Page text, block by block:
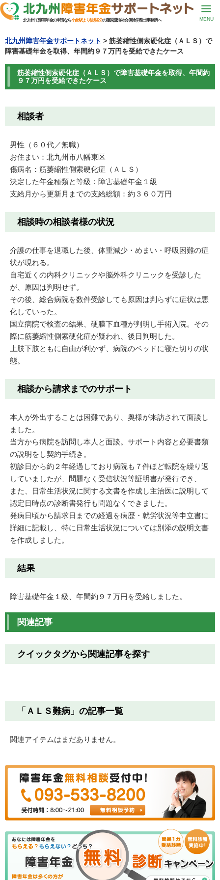
北九州で障害年金の申請なら小倉駅より徒歩6分の藤原謙治社会保険労務士事務所へ MENU
北九州障害年金サポートネット > 筋萎縮性側索硬化症（ＡＬＳ）で
障害基礎年金を取得、年間約９７万円を受給できたケース
筋萎縮性側索硬化症（ＡＬＳ）で障害基礎年金を取得、年間約
９７万円を受給できたケース
相談者
男性（６０代／無職）
お住まい：北九州市八幡東区
傷病名：筋萎縮性側索硬化症（ＡＬＳ）
決定した年金種類と等級：障害基礎年金１級
支給月から更新月までの支給総額：約３６０万円
相談時の相談者様の状況
介護の仕事を退職した後、体重減少・めまい・呼吸困難の症
状が現れる。
自宅近くの内科クリニックや脳外科クリニックを受診した
が、原因は判明せず。
その後、総合病院を数件受診しても原因は判らずに症状は悪
化していった。
国立病院で検査の結果、硬膜下血種が判明し手術入院。その
際に筋萎縮性側索硬化症が疑われ、後日判明した。
上肢下肢ともに自由が利かず、病院のベッドに寝た切りの状
態。
相談から請求までのサポート
本人が外出することは困難であり、奥様が来訪されて面談し
ました。
当方から病院を訪問し本人と面談。サポート内容と必要書類
の説明をし契約手続き。
初診日から約２年経過しており病院も７件ほど転院を繰り返
していましたが、問題なく受信状況等証明書が発行でき、
また、日常生活状況に関する文書を作成し主治医に説明して
認定日時点の診断書発行も問題なくできました。
発病日頃から請求日までの経過を病歴・就労状況等申立書に
詳細に記載し、特に日常生活状況については別添の説明文書
を作成しました。
結果
障害基礎年金１級、年間約９７万円を受給しました。
関連記事
クイックタグから関連記事を探す
「ＡＬＳ難病」の記事一覧
関連アイテムはまだありません。